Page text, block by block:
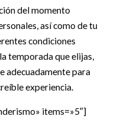
del momento
así como de tu
condiciones
temporada que elijas,
adecuadamente para
experiencia.
items=»5″]